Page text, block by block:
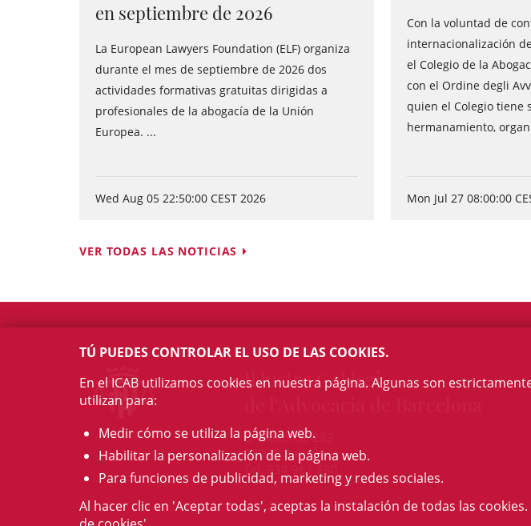
en septiembre de 2026
La European Lawyers Foundation (ELF) organiza
durante el mes de septiembre de 2026 dos
actividades formativas gratuitas dirigidas a
profesionales de la abogacía de la Unión
Europea. ...
Wed Aug 05 22:50:00 CEST 2026
Con la voluntad de
internacionalización
el Colegio de la
con el Ordine degli
quien el Colegio tiene
hermanamiento,
Mon Jul 27 08:00:00
VER TODAS LAS NOTICIAS
Il·lustre Col·legi
c/ Mallorca, 283
08037 Barcelona
Tel. 934 961 880
TÚ PUEDES CONTROLAR EL USO DE LAS COOKIES.
En el ICAB utilizamos cookies en nuestra página. Algunas son
utilizan para:
Medir cómo se utiliza la página web.
Habilitar la personalización de la página web.
Para funciones de publicidad, marketing y redes sociales.
Al hacer clic en 'Aceptar todas', aceptas la instalación de todas las